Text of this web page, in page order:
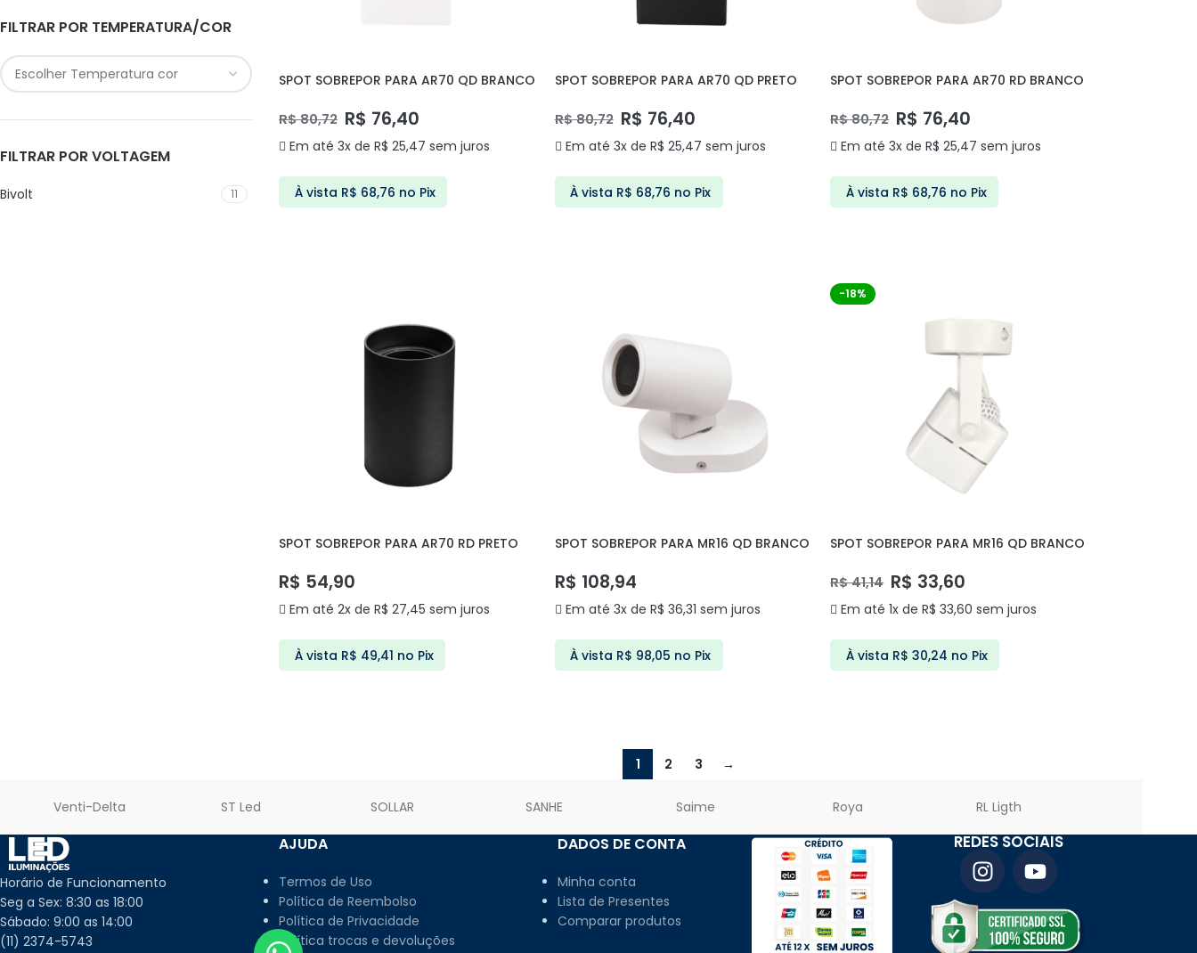
FILTRAR POR TEMPERATURA/COR
FILTRAR POR VOLTAGEM
Bivolt 11
SPOT SOBREPOR PARA AR70 QD BRANCO
R$80,72 R$ 76,40
Em até 3x de R$ 25,47 sem juros
À vista R$ 68,76 no Pix
SPOT SOBREPOR PARA AR70 QD PRETO
R$80,72 R$ 76,40
Em até 3x de R$ 25,47 sem juros
À vista R$ 68,76 no Pix
SPOT SOBREPOR PARA AR70 RD BRANCO
R$80,72 R$ 76,40
Em até 3x deR$ 25,47 sem juros
À vista R$ 68,76 no Pix
SPOT SOBREPOR PARA AR70 RD PRETO
R$ 54,90
Em até 2x de R$ 27,45 sem juros
À vista R$ 49,41 no Pix
SPOT SOBREPOR PARA MR16 QD BRANCO
R$ 108,94
Em até 3x de R$ 36,31 sem juros
À vista R$ 98,05 no Pix
-18%
SPOT SOBREPOR PARA MR16 QD BRANCO
R$41,14 R$ 33,60
Em até 1x deR$ 33,60 sem juros
À vista R$ 30,24 no Pix
1 2 3 →
Venti-Delta ST Led SOLLAR SANHE Saime Roya RL Ligth
Horário de Funcionamento
Seg a Sex: 8:30 as 18:00
Sábado: 9:00 as 14:00
(11) 2374-5743
AJUDA
Termos de Uso
Política de Reembolso
Política de Privacidade
Política trocas e devoluções
DADOS DE CONTA
Minha conta
Lista de Presentes
Comparar produtos
REDES SOCIAIS